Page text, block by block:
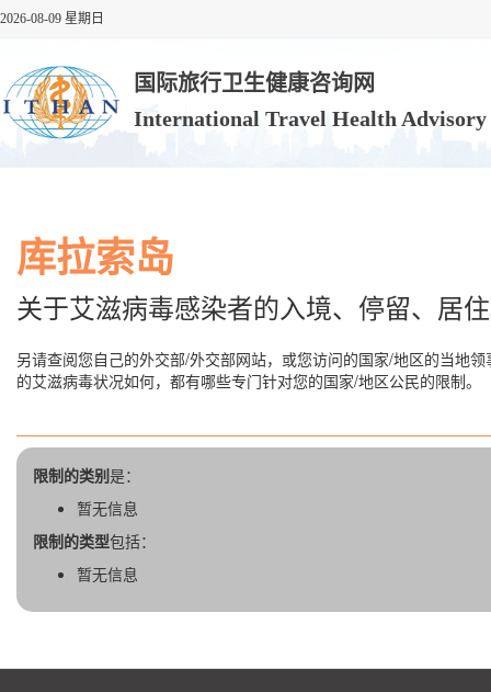
2026-08-09 星期日
国际旅行卫生健康咨询网
International Travel Health
库拉索岛
关于艾滋病毒感染者的入境、停留、居
另请查阅您自己的外交部/外交部网站，或您访问的国家/地区的当地
的艾滋病毒状况如何，都有哪些专门针对您的国家/地区公民的限制。
限制的类别是：
暂无信息
限制的类型包括：
暂无信息